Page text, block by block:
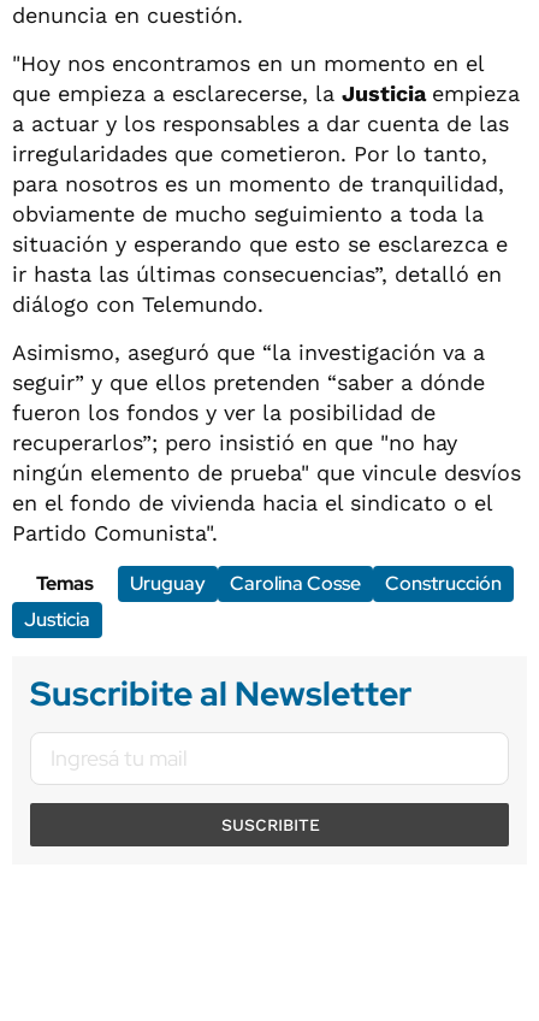
denuncia en cuestión.
"Hoy nos encontramos en un momento en el
que empieza a esclarecerse, la Justicia empieza
a actuar y los responsables a dar cuenta de las
irregularidades que cometieron. Por lo tanto,
para nosotros es un momento de tranquilidad,
obviamente de mucho seguimiento a toda la
situación y esperando que esto se esclarezca e
ir hasta las últimas consecuencias”, detalló en
diálogo con Telemundo.
Asimismo, aseguró que “la investigación va a
seguir” y que ellos pretenden “saber a dónde
fueron los fondos y ver la posibilidad de
recuperarlos”; pero insistió en que "no hay
ningún elemento de prueba" que vincule desvíos
en el fondo de vivienda hacia el sindicato o el
Partido Comunista".
Temas
Uruguay Carolina Cosse
Construcción
Justicia
Suscribite al Newsletter
SUSCRIBITE